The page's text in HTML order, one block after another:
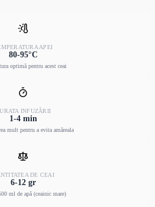
APEI
80-95°C
optimă pentru acest ceai
INFUZĂRII
1-4 min
mult pentru a evita amăreala
DE CEAI
6-12 gr
ml de apă (ceainic mare)